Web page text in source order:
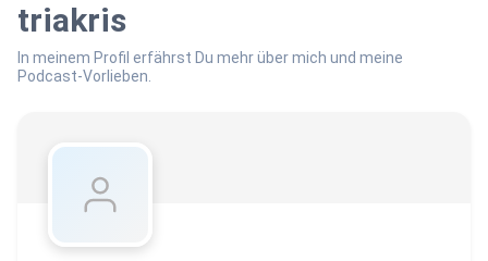
triakris
In meinem Profil erfährst Du mehr über mich und meine
Podcast-Vorlieben.